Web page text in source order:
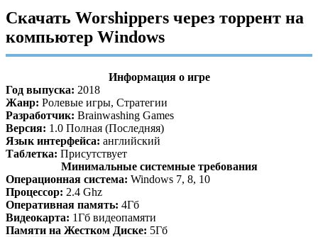
Скачать Worshippers через торрент на
компьютер Windows
Информация о игре
Год выпуска: 2018
Жанр: Ролевые игры, Стратегии
Разработчик: Brainwashing Games
Версия: 1.0 Полная (Последняя)
Язык интерфейса: английский
Таблетка: Присутствует
Минимальные системные требования
Операционная система: Windows 7, 8, 10
Процессор: 2.4 Ghz
Оперативная память: 4Гб
Видеокарта: 1Гб видеопамяти
Памяти на Жестком Диске: 5Гб